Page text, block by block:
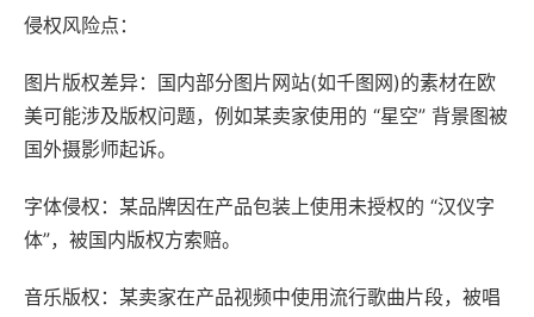
侵权风险点：
图片版权差异：国内部分图片网站(如千图网)的素材在欧
美可能涉及版权问题，例如某卖家使用的 “星空” 背景图被
国外摄影师起诉。
字体侵权：某品牌因在产品包装上使用未授权的 “汉仪字
体”，被国内版权方索赔。
音乐版权：某卖家在产品视频中使用流行歌曲片段，被唱